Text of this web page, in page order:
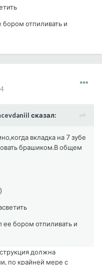
бором отпиливать и
сказал:
вкладка на 7 зубе
брашиком.В общем
ее бором отпиливать и
должна
по крайней мере с